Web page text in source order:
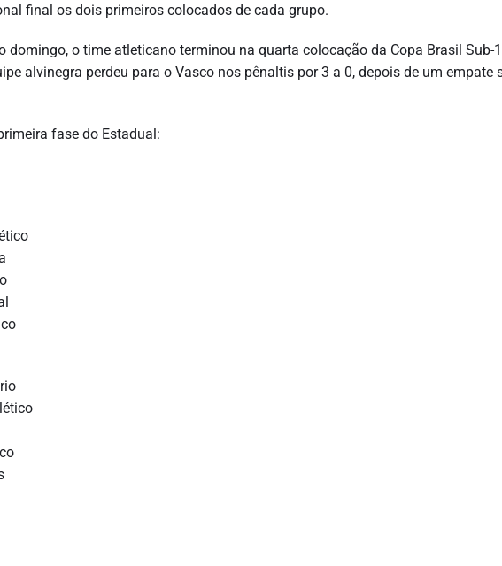
final os dois primeiros colocados de cada grupo.
domingo, o time atleticano terminou na quarta colocação da Copa Brasil Sub-
alvinegra perdeu para o Vasco nos pênaltis por 3 a 0, depois de um empate
fase do Estadual: